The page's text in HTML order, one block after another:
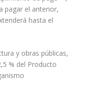
pagar el anterior,
hasta el
y obras públicas,
% del Producto